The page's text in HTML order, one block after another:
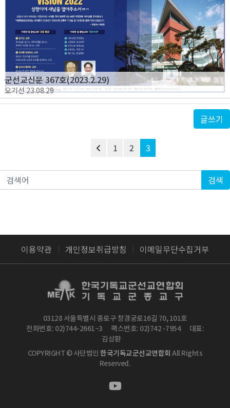
군선교신문 367호(2023.2.29)
오기선23.08.29
글쓰기
1 2 3
검색
이용약관 개인정보취급방침 이메일무단수집거부
03128 서울특별시 종로구 창경궁로16길 70, 101호
전화번호: 02)744-2661~3
팩스번호: 02)742 -7954
대표:
김삼환
COPYRIGHT © 사단법인한국기독교군선교연합회 All Rights
Reserved.